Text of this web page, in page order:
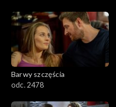
Barwy szczęścia
odc. 2478